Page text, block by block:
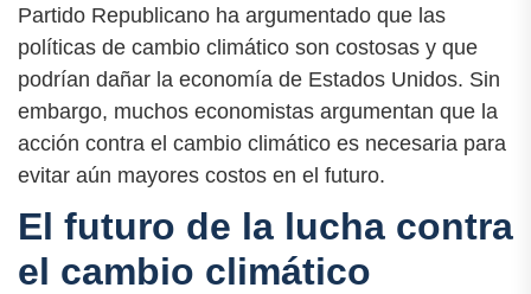
Partido Republicano ha argumentado que las
políticas de cambio climático son costosas y que
podrían dañar la economía de Estados Unidos. Sin
embargo, muchos economistas argumentan que la
acción contra el cambio climático es necesaria para
evitar aún mayores costos en el futuro.
El futuro de la lucha contra
el cambio climático